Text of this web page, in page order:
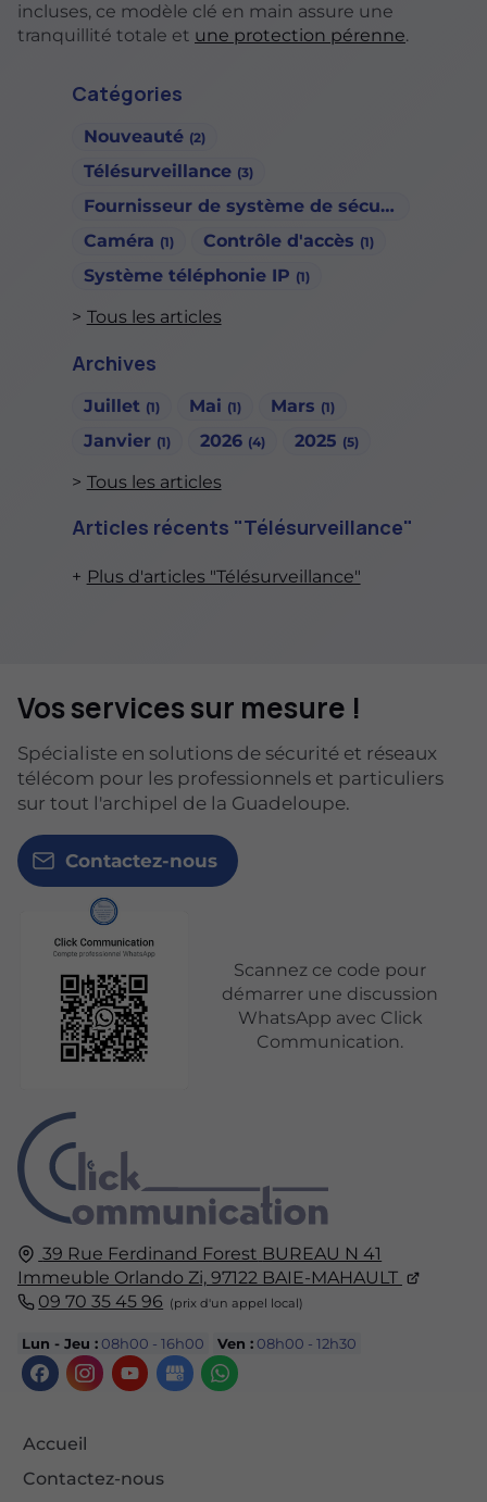
Catégories
Nouveauté (2)
Télésurveillance (3)
Fournisseur de système de sécurité
Caméra (1) Contrôle d'accès (1)
Système téléphonie IP (1)
Tous les articles
Archives
Juillet (1) Mai (1) Mars (1)
Janvier (1) 2026 (4) 2025 (5)
Tous les articles
Articles récents "Télésurveillance"
Plus d'articles "Télésurveillance"
incluses, ce modèle clé en main assure une
tranquillité totale et une protection pérenne.
39 Rue Ferdinand Forest BUREAU N 41
Immeuble Orlando Zi, 97122 BAIE-MAHAULT
09 70 35 45 96
Lun - Jeu : 08h00 - 16h00 Ven : 08h00 - 12h30
Accueil
Contactez-nous
Vos services sur mesure !
Spécialiste en solutions de sécurité et réseaux
télécom pour les professionnels et particuliers
sur tout l'archipel de la Guadeloupe.
Contactez-nous
Scannez ce code pour
démarrer une discussion
WhatsApp avec Click
Communication.